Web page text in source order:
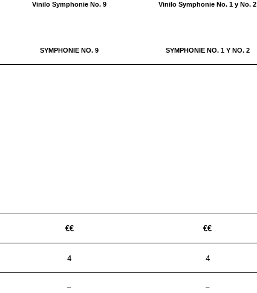
Vinilo Symphonie No. 9 Vinilo Symphonie No. 1 y No. 2
SYMPHONIE NO. 9 SYMPHONIE NO. 1 Y NO. 2
€€ €€
4 4
– –